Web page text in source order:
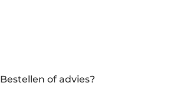
Bestellen of advies?